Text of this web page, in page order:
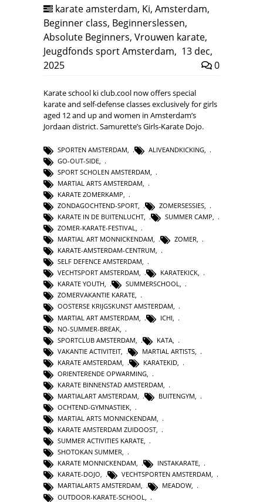
karate amsterdam, Ki, Amsterdam,
Beginner class, Beginnerslessen,
Absolute Beginners, Vrouwen karate,
Jeugdfonds sport Amsterdam, 13 dec,
2025
0
Karate school ki club.cool now offers special
karate and self-defense classes exclusively for girls
aged 12 and up and women in Amsterdam’s
Jordaan district. Samurette’s Girls-Karate Dojo.
SPORTEN AMSTERDAM ALIVEANDKICKING
GO-OUT-SIDE
SPORT SCHOLEN AMSTERDAM
MARTIAL ARTS AMSTERDAM
KARATE ZOMERKAMP
ZONDAGOCHTEND-SPORT
ZOMERSESSIES
KARATE IN DE BUITENLUCHT
SUMMER CAMP
ZOMER-KARATE-FESTIVAL,
MARTIAL ART MONNICKENDAM, ZOMER,
KARATE-AMSTERDAM-CENTRUM,
SELF DEFENCE AMSTERDAM,
VECHTSPORT AMSTERDAM, KARATEKICK,
KARATE YOUTH, SUMMERSCHOOL,
ZOMERVAKANTIE KARATE,
OOSTERSE KRIJGSKUNST AMSTERDAM,
MARTIAL ART AMSTERDAM
ICHI
NO-SUMMER-BREAK
SPORTCLUB AMSTERDAM
KATA
VAKANTIE ACTIVITEIT
MARTIAL ARTISTS
KARATE AMSTERDAM
KARATEKID
ORIENTERENDE OPWARMING
KARATE BINNENSTAD AMSTERDAM
MARTIALART AMSTERDAM
BUITENGYM
OCHTEND-GYMNASTIEK,
MARTIAL ARTS MONNICKENDAM,
KARATE AMSTERDAM ZUIDOOST,
SUMMER ACTIVITIES KARATE,
SHOTOKAN SUMMER,
KARATE MONNICKENDAM, INSTAKARATE,
KARATE-DOJO, VECHTSPORTEN AMSTERDAM,
MARTIALARTS AMSTERDAM, MEADOW,
OUTDOOR-KARATE-SCHOOL